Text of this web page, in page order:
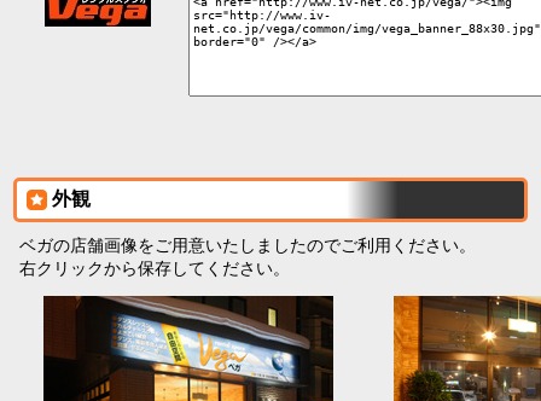
外観
ベガの店舗画像をご用意いたしましたのでご利用ください。
右クリックから保存してください。